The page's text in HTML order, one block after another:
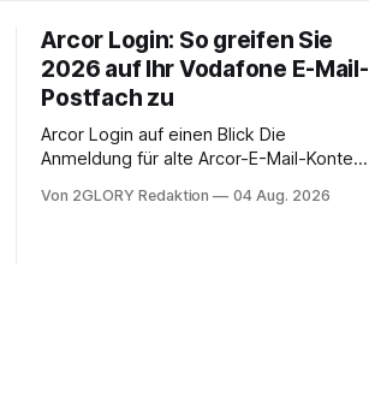
Arcor Login: So greifen Sie
2026 auf Ihr Vodafone E-Mail-
Postfach zu
Arcor Login auf einen Blick Die
Anmeldung für alte Arcor-E-Mail-Konten
noch eine e mail adresse mit der Endung
Von 2GLORY Redaktion 04 Aug. 2026